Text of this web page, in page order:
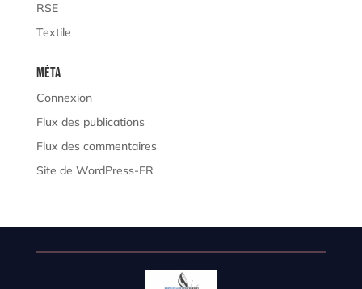
RSE
Textile
Méta
Connexion
Flux des publications
Flux des commentaires
Site de WordPress-FR